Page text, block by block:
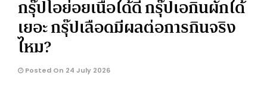
กรุ๊ปโอย่อยเนื้อได้ดี กรุ๊ปเอกินผักได้
เยอะ กรุ๊ปเลือดมีผลต่อการกินจริง
ไหม?
Posted On 24 July 2026